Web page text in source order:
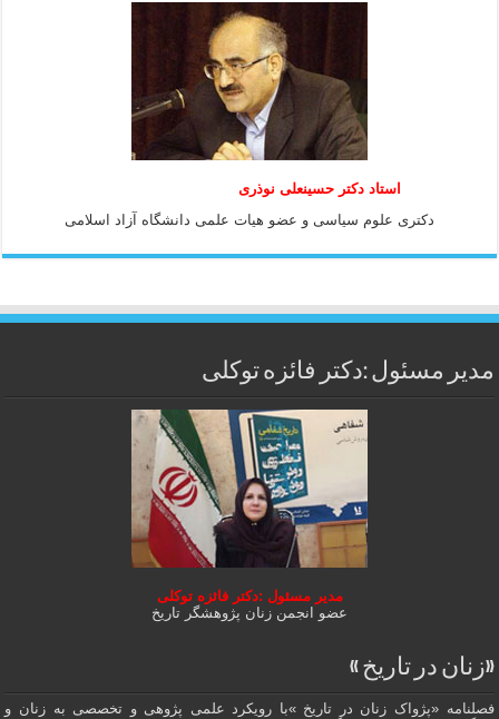
استاد دكتر حسينعلی نوذری
دكتری علوم سياسی و عضو هيات علمی دانشگاه آزاد اسلامی
مدیر مسئول :دکتر فائزه توکلی
مدیر مسئول :دکتر فائزه توکلی
عضو انجمن زنان پژوهشگر تاریخ
«زنان در تاریخ »
فصلنامه «پژواک زنان در تاریخ »با رویکرد علمی پژوهى و تخصصی به زنان و